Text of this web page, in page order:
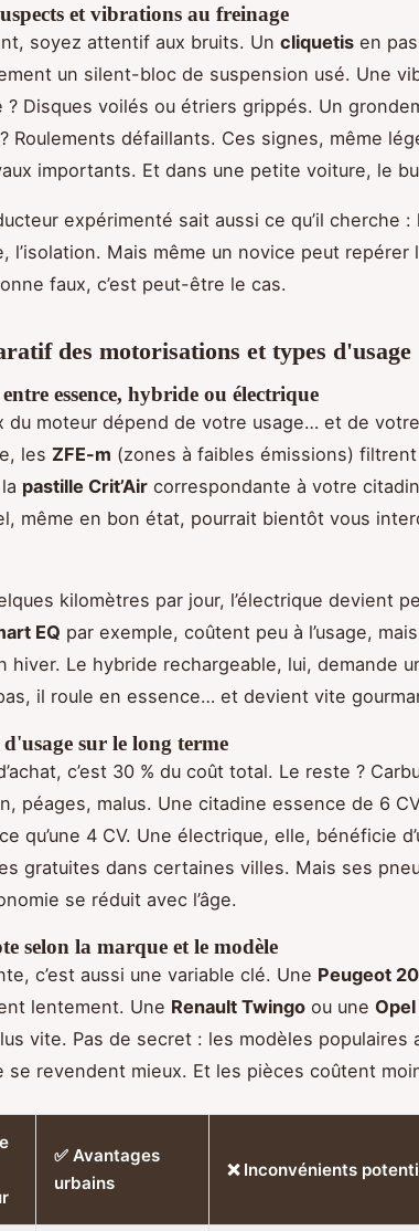
et vibrations au freinage
soyez attentif aux bruits. Un cliquetis en
un silent-bloc de suspension usé. Une
? Disques voilés ou étriers grippés. Un
Roulements défaillants. Ces signes, même
importants. Et dans une petite voiture, le
expérimenté sait aussi ce qu’il cherche
l’isolation. Mais même un novice peut repérer
faux, c’est peut-être le cas.
des motorisations et types d'usage
essence, hybride ou électrique
du moteur dépend de votre usage… et de
les ZFE-m (zones à faibles émissions)
pastille Crit’Air correspondante à votre
même en bon état, pourrait bientôt vous
kilomètres par jour, l’électrique devient
EQ par exemple, coûtent peu à l’usage,
hiver. Le hybride rechargeable, lui, demande
il roule en essence… et devient vite
sur le long terme
c’est 30 % du coût total. Le reste ?
péages, malus. Une citadine essence de 6
qu’une 4 CV. Une électrique, elle, bénéficie
gratuites dans certaines villes. Mais ses
se réduit avec l’âge.
selon la marque et le modèle
c’est aussi une variable clé. Une Peugeot
lentement. Une Renault Twingo ou une
vite. Pas de secret : les modèles populaires
se revendent mieux. Et les pièces coûtent
✅ Avantages
urbains
❌ Inconvénients